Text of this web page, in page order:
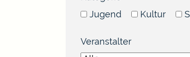
Jugend
Kultur
Veranstalter